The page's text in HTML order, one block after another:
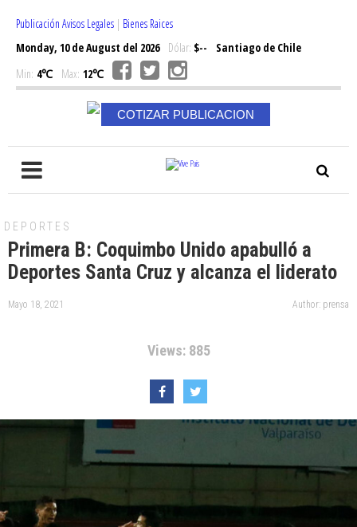
Publicación Avisos Legales | Bienes Raices
Monday, 10 de August del 2026Dólar: $--
Santiago de Chile
Min: 4℃ Max: 12℃
COTIZAR PUBLICACION
DEPORTES
Primera B: Coquimbo Unido apabulló a
Deportes Santa Cruz y alcanza el liderato
Mayo 18, 2021 Author: prensa
Views: 885